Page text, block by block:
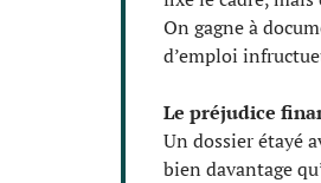
On gagne à
d’emploi
Le préjudice
Un dossier étayé
bien davantage